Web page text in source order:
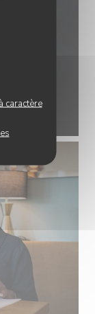
caractère